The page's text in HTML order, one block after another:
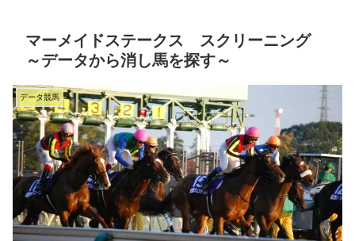
マーメイドステークス スクリーニング
～データから消し馬を探す～
データ競馬